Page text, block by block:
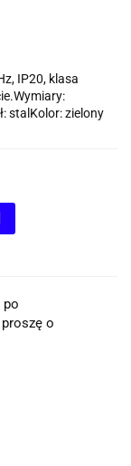
IP20, klasa
stalKolor: zielony
po
o